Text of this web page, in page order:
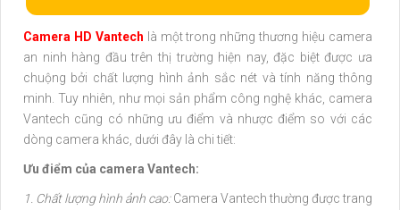
Camera HD Vantech là một trong những thương hiệu camera
an ninh hàng đầu trên thị trường hiện nay, đặc biệt được ưa
chuộng bởi chất lượng hình ảnh sắc nét và tính năng thông
minh. Tuy nhiên, như mọi sản phẩm công nghệ khác, camera
Vantech cũng có những ưu điểm và nhược điểm so với các
dòng camera khác, dưới đây là chi tiết:
Ưu điểm của camera Vantech:
1. Chất lượng hình ảnh cao:Camera Vantech thường được trang